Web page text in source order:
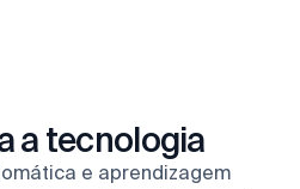
a tecnologia
e aprendizagem